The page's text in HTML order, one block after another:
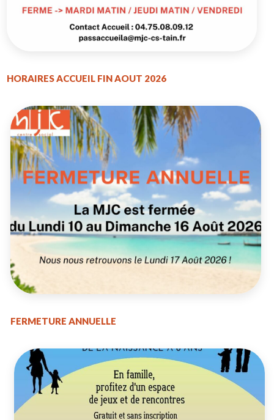
HORAIRES ACCUEIL FIN AOUT 2026
FERMETURE ANNUELLE